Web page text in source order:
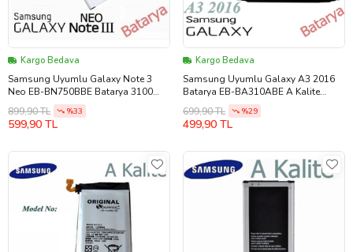
Kargo Bedava
Samsung Uyumlu Galaxy Note 3
Neo EB-BN750BBE Batarya 3100
mAh A Kalite
899,90 TL %33
599,90 TL
Kargo Bedava
Samsung Uyumlu Galaxy A3 2016
Batarya EB-BA310ABE A Kalite
Batarya 2300mAh
699,90 TL %29
499,90 TL